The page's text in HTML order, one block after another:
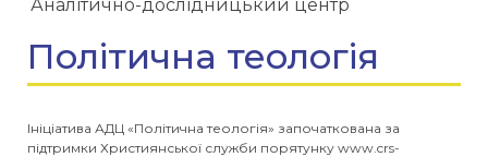
Аналітично-дослідницький центр
Політична теологія
Ініціатива АДЦ «Політична теологія» започаткована за
підтримки Християнської служби порятунку www.crs-